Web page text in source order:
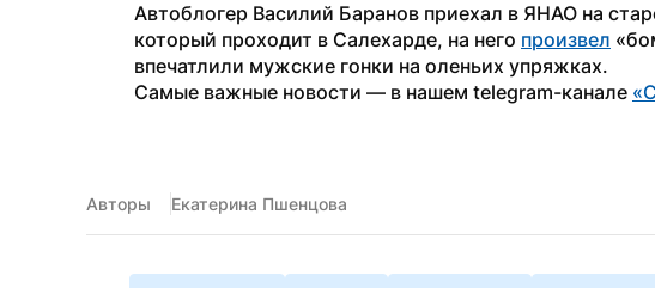
Автоблогер Василий Баранов приехал в ЯНАО на
который проходит в Салехарде, на него произвел
впечатлили мужские гонки на оленьих упряжках.
Самые важные новости — в нашем telegram-канале
Авторы Екатерина Пшенцова